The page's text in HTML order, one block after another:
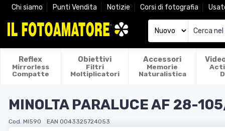
Chi siamo Punti Vendita Notizie Corsi di fotografia
Reflex
Mirrorless
Compatte
Obiettivi
Filtri
Moltiplicatori
Accessori
Memorie
Naturalistica
MINOLTA PARALUCE AF 28-
Cod. MI590 EAN 0043325724053